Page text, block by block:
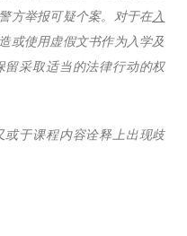
方举报可疑个案。对于在入
或使用虚假文书作为入学及
采取适当的法律行动的权
或于课程内容诠释上出现歧